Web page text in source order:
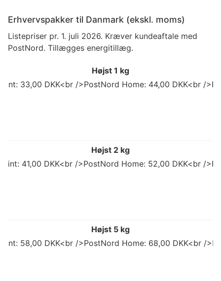
Erhvervspakker til Danmark (ekskl. moms)
Listepriser pr. 1. juli 2026. Kræver kundeaftale med
PostNord. Tillægges energitillæg.
Højst 1 kg
33,00 DKK<br />PostNord Home: 44,00 DKK<br /
Højst 2 kg
41,00 DKK<br />PostNord Home: 52,00 DKK<br /
Højst 5 kg
58,00 DKK<br />PostNord Home: 68,00 DKK<br /